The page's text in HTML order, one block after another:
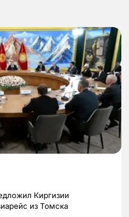
Киргизии
из Томска